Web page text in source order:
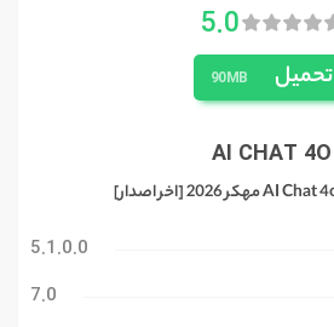
5.0
تحميل 90MB
AI CHAT 4O
5.1.0.0
7.0